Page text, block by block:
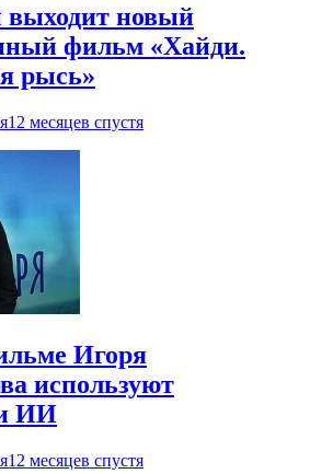
новый
фильм «Хайди.
рысь»
12 месяцев спустя
Игоря
используют
ИИ
12 месяцев спустя